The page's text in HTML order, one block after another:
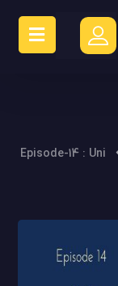
Episode-14 : Uni